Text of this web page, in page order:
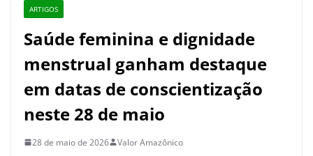
ARTIGOS
Saúde feminina e dignidade
menstrual ganham destaque
em datas de conscientização
neste 28 de maio
28 de maio de 2026 Valor Amazônico